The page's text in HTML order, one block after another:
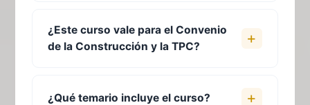
¿Este curso vale para el Convenio
de la Construcción y la TPC?
¿Qué temario incluye el curso?